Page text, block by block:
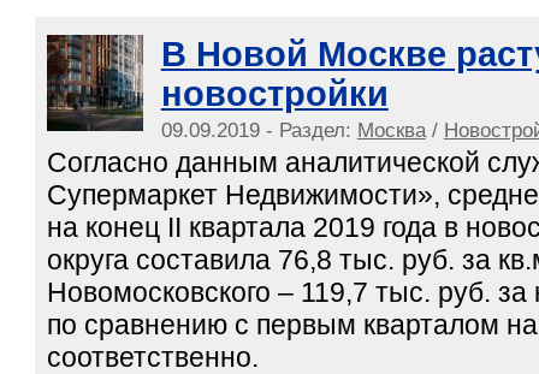
В Новой Москве
новостройки
09.09.2019 - Раздел: Москва/
Согласно данным аналитической
Супермаркет Недвижимости»,
на конец II квартала 2019 года в
округа составила 76,8 тыс. руб. за
Новомосковского – 119,7 тыс. руб.
по сравнению с первым кварталом
соответственно.